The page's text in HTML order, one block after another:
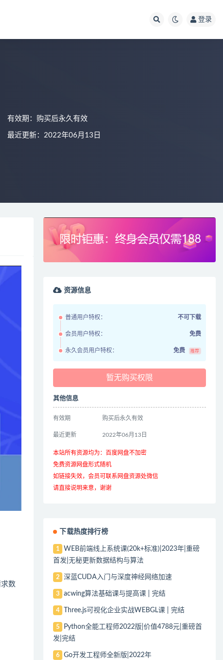
登录
有效期：购买后永久有效
最近更新：2022年06月13日
数
资源信息
普通用户特权： 不可下载
会员用户特权： 免费
永久会员用户特权： 免费 推荐
暂无购买权限
其他信息
有效期 购买后永久有效
最近更新 2022年06月13日
本站所有资源均为：百度网盘不加密
免费资源网盘形式随机
如链接失效，会员可联系网盘资源处微信
请直接说明来意，谢谢
下载热度排行榜
1
WEB前端线上系统课(20k+标准)|2023年|重磅
首发|无秘更新数据结构与算法
2 深蓝CUDA入门与深度神经网络加速
3 acwing算法基础课与提高课 | 完结
4 Three.js可视化企业实战WEBGL课 | 完结
5
Python全能工程师2022版|价值4788元|重磅首
发|完结
6 Go开发工程师全新版|2022年